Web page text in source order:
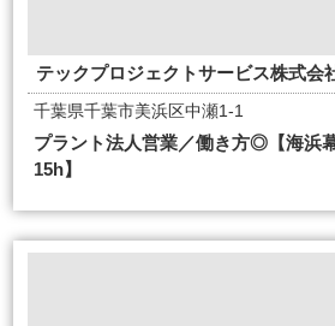
テックプロジェクトサービス株式会
千葉県千葉市美浜区中瀬1-1
プラント法人営業／働き方◎【海浜
15h】